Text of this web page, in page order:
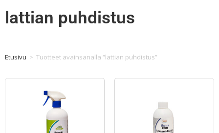
lattian puhdistus
Etusivu > Tuotteet avainsanalla “lattian puhdistus”